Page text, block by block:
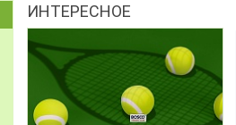
ИНТЕРЕСНОЕ